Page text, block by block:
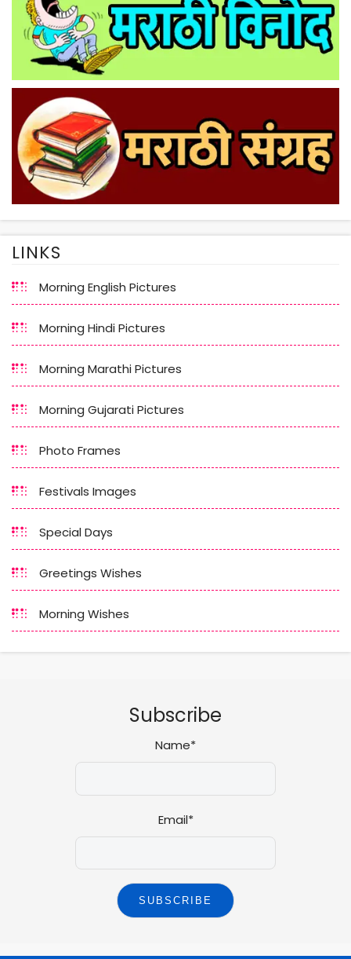
LINKS
Morning English Pictures
Morning Hindi Pictures
Morning Marathi Pictures
Morning Gujarati Pictures
Photo Frames
Festivals Images
Special Days
Greetings Wishes
Morning Wishes
Subscribe
Name*
Email*